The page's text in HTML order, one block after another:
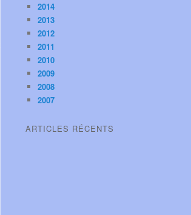
2014
2013
2012
2011
2010
2009
2008
2007
ARTICLES RÉCENTS